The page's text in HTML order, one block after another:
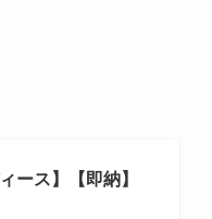
ース】【即納】